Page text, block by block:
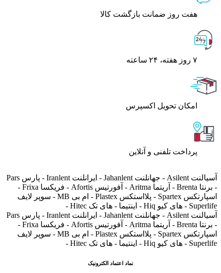
هفت روز ضمانت بازگشت کالا
۷ روز ﻫﻔﺘﻪ، ۲۴ ﺳﺎﻋﺘﻪ
اﻣﮑﺎن ﺗﺤﻮﯾﻞ اﮐﺴﭙﺮس
پرداخت تلفنی و آنلاین
آسیالنت Asilent - جهانلنت Jahanlent - ایرانلنت Iranlent - پارس Pars
- برنتا Brenta - آریتما Aritma - آفورتیس Afortis - فریکسا Frixa -
اسپارتکس Spartex - پلااستکس Plastex - ام بی MB - سوپر لایف
Superlife - های کیو Hiq - اینتیما - های تک Hitec -
آسیالنت Asilent - جهانلنت Jahanlent - ایرانلنت Iranlent - پارس Pars
- برنتا Brenta - آریتما Aritma - آفورتیس Afortis - فریکسا Frixa -
اسپارتکس Spartex - پلااستکس Plastex - ام بی MB - سوپر لایف
Superlife - های کیو Hiq - اینتیما - های تک Hitec -
نماد اعتماد الکترونیک